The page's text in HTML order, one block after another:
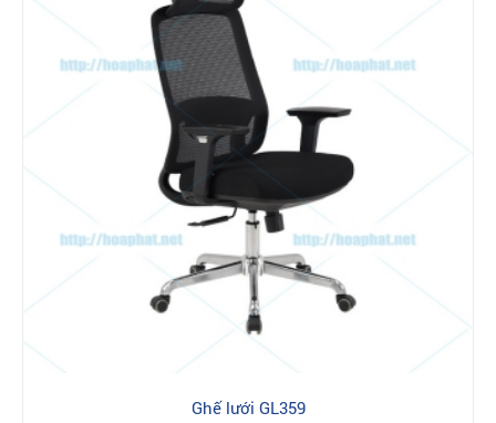
Ghế lưới GL359